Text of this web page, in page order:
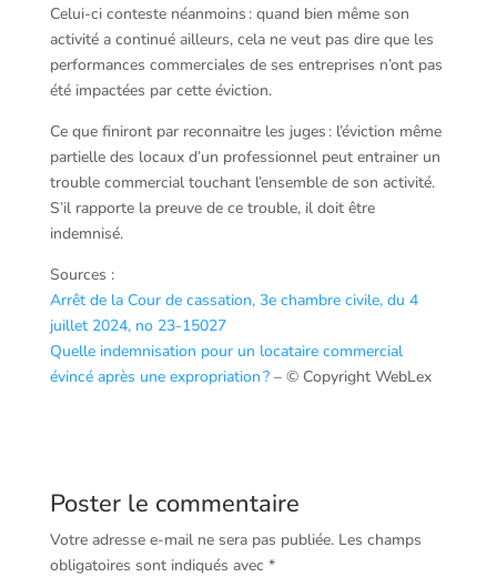
Celui-ci conteste néanmoins : quand bien même son
activité a continué ailleurs, cela ne veut pas dire que les
performances commerciales de ses entreprises n’ont pas
été impactées par cette éviction.
Ce que finiront par reconnaitre les juges : l’éviction même
partielle des locaux d’un professionnel peut entrainer un
trouble commercial touchant l’ensemble de son activité.
S’il rapporte la preuve de ce trouble, il doit être
indemnisé.
Sources :
Arrêt de la Cour de cassation, 3e chambre civile, du 4
juillet 2024, no 23-15027
Quelle indemnisation pour un locataire commercial
évincé après une expropriation ?– © Copyright WebLex
Poster le commentaire
Votre adresse e-mail ne sera pas publiée. Les champs
obligatoires sont indiqués avec *